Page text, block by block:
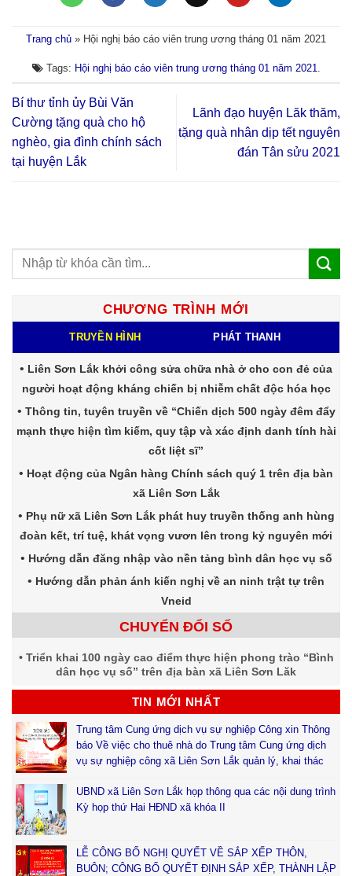
Trang chủ » Hội nghị báo cáo viên trung ương tháng 01 năm 2021
Tags: Hội nghị báo cáo viên trung ương tháng 01 năm 2021
Bí thư tỉnh ủy Bùi Văn
Cường tặng quà cho hộ
nghèo, gia đình chính sách
tại huyện Lắk
Lãnh đạo huyện Lăk thăm,
tặng quà nhân dịp tết nguyên
đán Tân sửu 2021
CHƯƠNG TRÌNH MỚI
TRUYỀN HÌNH PHÁT THANH
Liên Sơn Lắk khởi công sửa chữa nhà ở cho con đẻ của
người hoạt động kháng chiến bị nhiễm chất độc hóa học
Thông tin, tuyên truyền về “Chiến dịch 500 ngày đêm đẩy
mạnh thực hiện tìm kiếm, quy tập và xác định danh tính hài
cốt liệt sĩ”
Hoạt động của Ngân hàng Chính sách quý 1 trên địa bàn
xã Liên Sơn Lắk
Phụ nữ xã Liên Sơn Lắk phát huy truyền thống anh hùng
đoàn kết, trí tuệ, khát vọng vươn lên trong kỷ nguyên mới
Hướng dẫn đăng nhập vào nền tảng bình dân học vụ số
Hướng dẫn phản ánh kiến nghị về an ninh trật tự trên
Vneid
CHUYỂN ĐỔI SỐ
Triển khai 100 ngày cao điểm thực hiện phong trào “Bình
dân học vụ số” trên địa bàn xã Liên Sơn Lăk
TIN MỚI NHẤT
Trung tâm Cung ứng dịch vụ sự nghiệp Công xin Thông
báo Về việc cho thuê nhà do Trung tâm Cung ứng dịch
vụ sự nghiệp công xã Liên Sơn Lắk quản lý, khai thác
UBND xã Liên Sơn Lắk họp thông qua các nội dung trình
Kỳ họp thứ Hai HĐND xã khóa II
LỄ CÔNG BỐ NGHỊ QUYẾT VỀ SẮP XẾP THÔN,
BUÔN; CÔNG BỐ QUYẾT ĐỊNH SẮP XẾP, THÀNH LẬP